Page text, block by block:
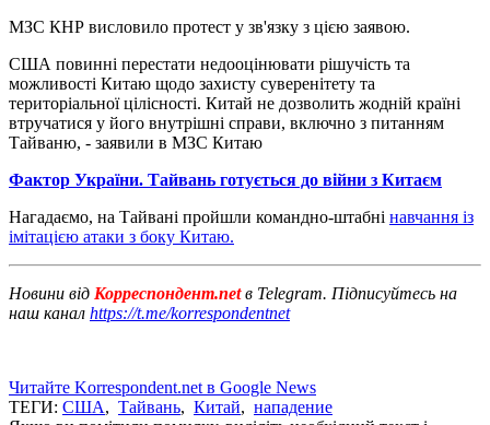
МЗС КНР висловило протест у зв'язку з цією заявою.
США повинні перестати недооцінювати рішучість та
можливості Китаю щодо захисту суверенітету та
територіальної цілісності. Китай не дозволить жодній країні
втручатися у його внутрішні справи, включно з питанням
Тайваню, - заявили в МЗС Китаю
Фактор України. Тайвань готується до війни з Китаєм
Нагадаємо, на Тайвані пройшли командно-штабні навчання із
імітацією атаки з боку Китаю.
Новини від Корреспондент.netв Telegram. Підписуйтесь на
наш канал https://t.me/korrespondentnet
Читайте Korrespondent.net в Google News
ТЕГИ: США, Тайвань, Китай, нападение